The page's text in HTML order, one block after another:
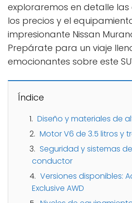
exploraremos en detalle
los precios y el
impresionante Nissan
Prepárate para un viaje
emocionantes sobre este
Índice
Diseño y materiales de
Motor V6 de 3.5 litros y
Seguridad y sistemas
conductor
Versiones disponibles:
Exclusive AWD